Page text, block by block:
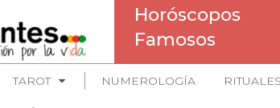
Horóscopos
Famosos
TAROT NUMEROLOGÍA RITUALES